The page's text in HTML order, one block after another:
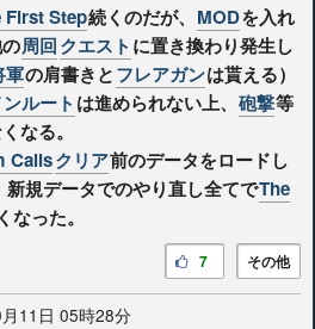
First Step続くのだが、 MODを入れ
周回クエスト に置き換わり発生し
軍の肩書きとフレアガンは貰える）
ルート は進められない上、 砲撃等
なる。
Callsクリア前のデータをロードし
新規データでのやり直し全てでThe
なった。
その他
7
11日 05時28分